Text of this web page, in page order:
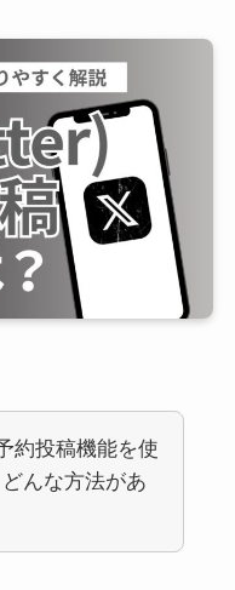
約投稿機能を使
んな方法があ